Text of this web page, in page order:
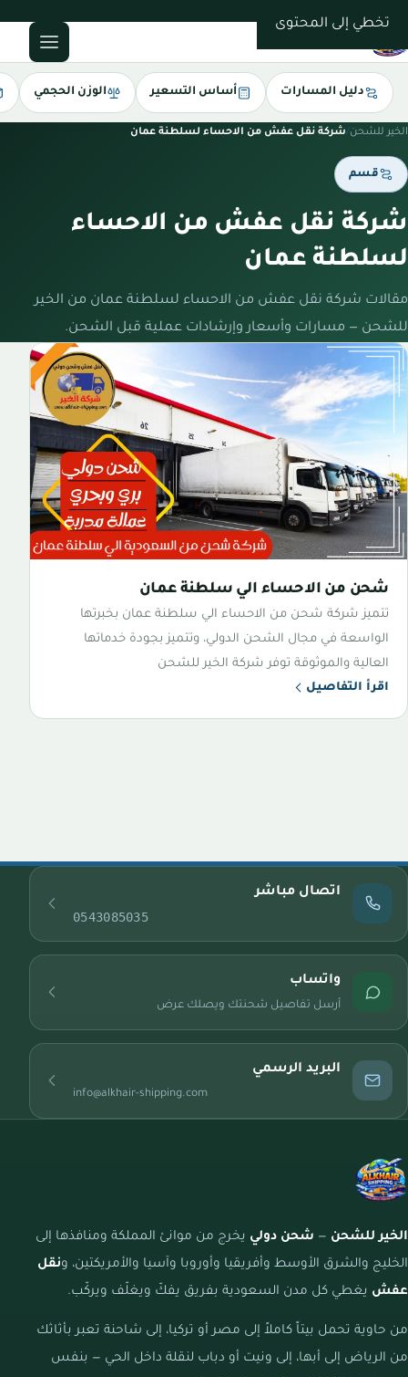
تخطي إلى المحتوى
دليل المسارات أساس التسعير الوزن الحجمي
الخير للشحن/شركة نقل عفش من الاحساء لسلطنة عمان
قسم
شركة نقل عفش من الاحساء
لسلطنة عمان
مقالات شركة نقل عفش من الاحساء لسلطنة عمان من الخير
للشحن — مسارات وأسعار وإرشادات عملية قبل الشحن.
شحن من الاحساء الي سلطنة عمان
تتميز شركة شحن من الاحساء الي سلطنة عمان بخبرتها
الواسعة في مجال الشحن الدولي، وتتميز بجودة خدماتها
العالية والموثوقة توفر شركة الخير للشحن
اقرأ التفاصيل
اتصال مباشر
0543085035
واتساب
أرسل تفاصيل شحنتك ويصلك عرض
البريد الرسمي
info@alkhair-shipping.com
الخير للشحن — شحن دولي يخرج من موانئ المملكة ومنافذها إلى
الخليج والشرق الأوسط وأفريقيا وأوروبا وآسيا والأمريكتين، ونقل
عفش يغطي كل مدن السعودية بفريق يفكّ ويغلّف ويركّب.
من حاوية تحمل بيتاً كاملاً إلى مصر أو تركيا، إلى شاحنة تعبر بأثاثك
من الرياض إلى أبها، إلى ونيت أو دباب لنقلة داخل الحي — بنفس